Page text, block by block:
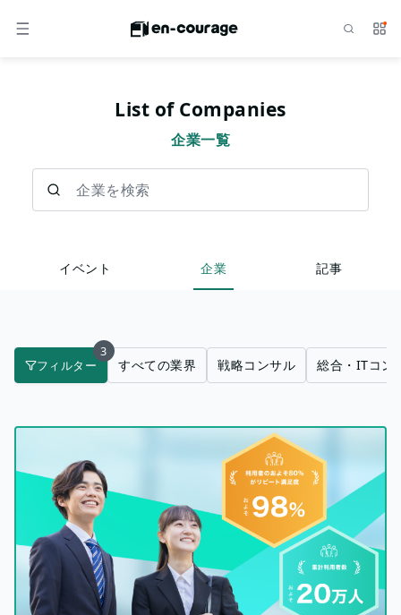
メニュー サ
List of Companies
企業一覧
イベント 企業 記事
フィルター
3
すべての業界 戦略コンサル 総合・ITコン